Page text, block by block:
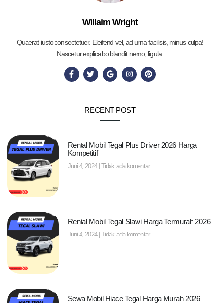
Willaim Wright
Quaerat iusto consectetuer. Eleifend vel, ad urna facilisis, minus culpa!
Nascetur explicabo blandit nemo, ligula.
RECENT POST
Rental Mobil Tegal Plus Driver 2026 Harga
Kompetitif
Juni 4, 2024 Tidak ada komentar
Rental Mobil Tegal Slawi Harga Termurah 2026
Juni 4, 2024 Tidak ada komentar
Sewa Mobil Hiace Tegal Harga Murah 2026